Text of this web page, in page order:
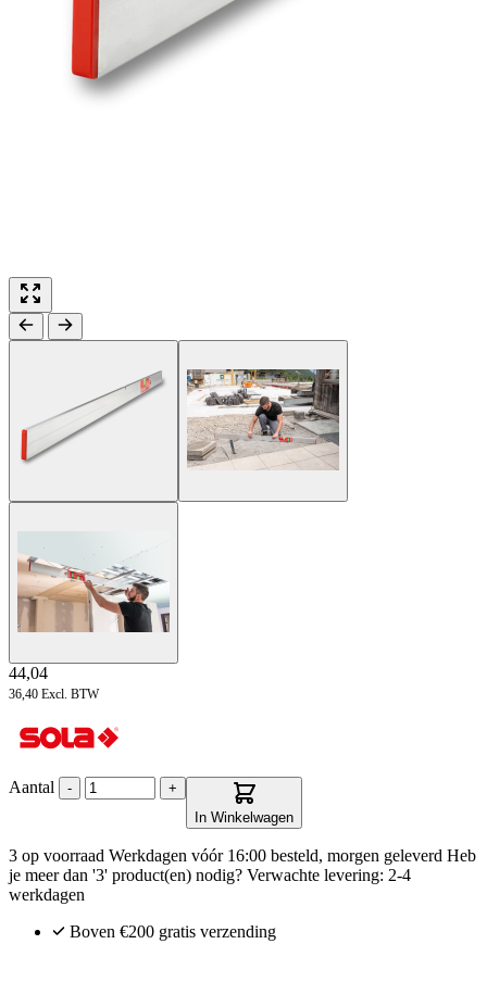
44,04
36,40 Excl. BTW
Aantal -
+
In Winkelwagen
3 op voorraad Werkdagen vóór 16:00 besteld, morgen geleverd Heb
je meer dan '3' product(en) nodig? Verwachte levering: 2-4
werkdagen
Boven €200 gratis verzending